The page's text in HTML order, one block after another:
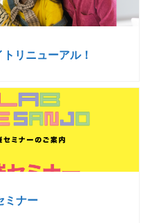
リニューアル！
ミナー